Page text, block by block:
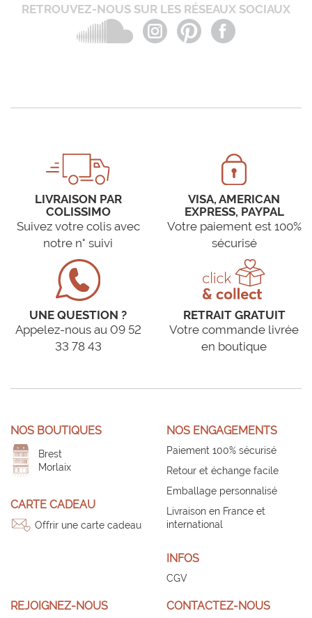
RETROUVEZ-NOUS SUR LES RÉSEAUX SOCIAUX
LIVRAISON PAR
COLISSIMO
Suivez votre colis avec
notre n° suivi
VISA, AMERICAN
EXPRESS, PAYPAL
Votre paiement est 100%
sécurisé
UNE QUESTION ?
Appelez-nous au 09 52
33 78 43
RETRAIT GRATUIT
Votre commande livrée
en boutique
NOS BOUTIQUES
Brest
Morlaix
CARTE CADEAU
Offrir une carte cadeau
NOS ENGAGEMENTS
Paiement 100% sécurisé
Retour et échange facile
Emballage personnalisé
Livraison en France et
international
INFOS
CGV
REJOIGNEZ-NOUS CONTACTEZ-NOUS